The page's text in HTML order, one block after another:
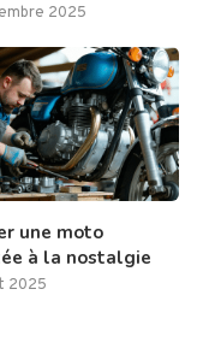
2025
une moto
à la nostalgie
2025